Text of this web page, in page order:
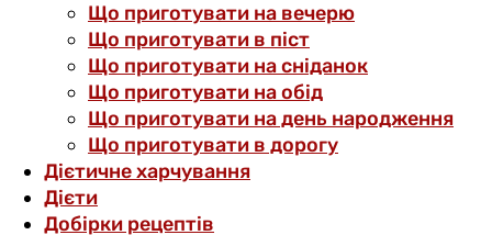
Що приготувати на вечерю
Що приготувати в піст
Що приготувати на сніданок
Що приготувати на обід
Що приготувати на день народження
Що приготувати в дорогу
Дієтичне харчування
Дієти
Добірки рецептів